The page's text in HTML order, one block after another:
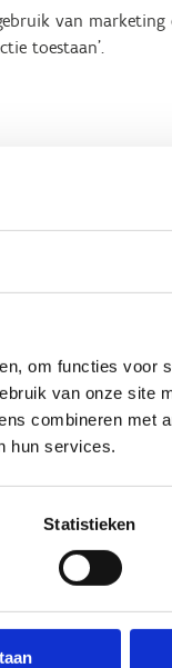
om functies voor
van onze site
combineren met
hun services.
Statistieken
van
toestaan'.
van marketing
toestaan'.